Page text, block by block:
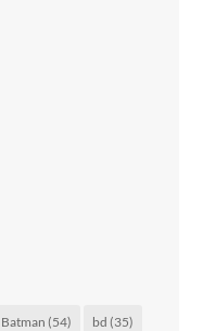
Batman (54) bd (35)